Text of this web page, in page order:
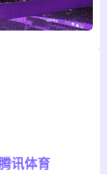
腾讯体育